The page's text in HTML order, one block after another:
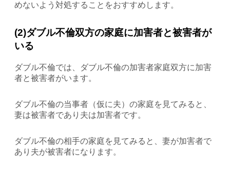
めないよう対処することをおすすめします。
(2)ダブル不倫双方の家庭に加害者と被害者が
いる
ダブル不倫では、ダブル不倫の加害者家庭双方に加害
者と被害者がいます。
ダブル不倫の当事者（仮に夫）の家庭を見てみると、
妻は被害者であり夫は加害者です。
ダブル不倫の相手の家庭を見てみると、妻が加害者で
あり夫が被害者になります。